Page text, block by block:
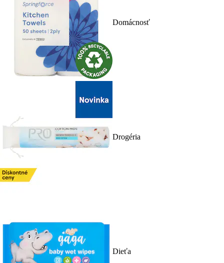
Domácnosť
Drogéria
Dieťa